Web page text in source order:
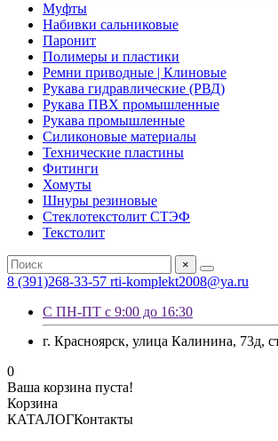
Муфты
Набивки сальниковые
Паронит
Полимеры и пластики
Ремни приводные | Клиновые
Рукава гидравлические (РВД)
Рукава ПВХ промышленные
Рукава промышленные
Силиконовые материалы
Технические пластины
Фитинги
Хомуты
Шнуры резиновые
Стеклотекстолит СТЭФ
Текстолит
×
8 (391)268-33-57 rti-komplekt2008@ya.ru
С ПН-ПТ с 9:00 до 16:30
г. Красноярск, улица Калинина, 73д,
0
Ваша корзина пуста!
Корзина
КАТАЛОГКонтакты